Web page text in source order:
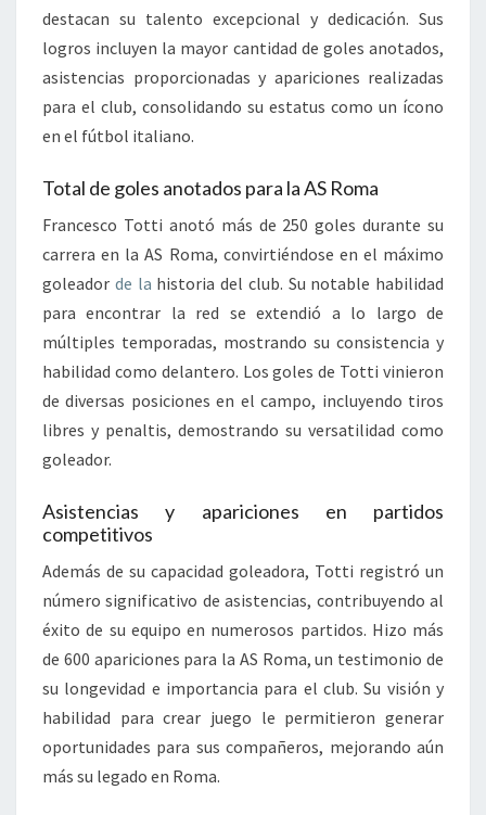
destacan su talento excepcional y dedicación. Sus
logros incluyen la mayor cantidad de goles anotados,
asistencias proporcionadas y apariciones realizadas
para el club, consolidando su estatus como un ícono
en el fútbol italiano.
Total de goles anotados para la AS Roma
Francesco Totti anotó más de 250 goles durante su
carrera en la AS Roma, convirtiéndose en el máximo
goleador de la historia del club. Su notable habilidad
para encontrar la red se extendió a lo largo de
múltiples temporadas, mostrando su consistencia y
habilidad como delantero. Los goles de Totti vinieron
de diversas posiciones en el campo, incluyendo tiros
libres y penaltis, demostrando su versatilidad como
goleador.
Asistencias y apariciones en partidos
competitivos
Además de su capacidad goleadora, Totti registró un
número significativo de asistencias, contribuyendo al
éxito de su equipo en numerosos partidos. Hizo más
de 600 apariciones para la AS Roma, un testimonio de
su longevidad e importancia para el club. Su visión y
habilidad para crear juego le permitieron generar
oportunidades para sus compañeros, mejorando aún
más su legado en Roma.